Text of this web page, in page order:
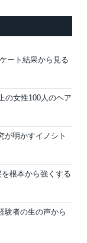
ート結果から見る
の女性100人のヘア
が明かすイノシト
根本から強くする
験者の生の声から